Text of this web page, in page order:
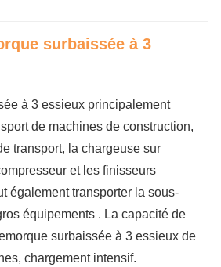
: 2023
surbaissée à 3
à 3 essieux principalement
de machines de construction,
transport, la chargeuse sur
et les finisseurs
également transporter la sous-
équipements . La capacité de
surbaissée à 3 essieux de
chargement intensif.